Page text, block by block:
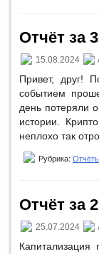
Отчёт за
15.08.2024
Привет, друг!
событием
день потеряли
истории.
неплохо так
Рубрика:
Отчёт за
25.07.2024